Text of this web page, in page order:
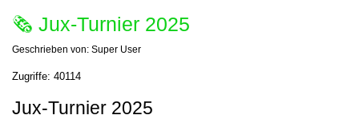
🗞 Jux-Turnier 2025
Geschrieben von: Super User
Zugriffe: 40114
Jux-Turnier 2025